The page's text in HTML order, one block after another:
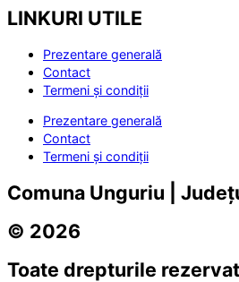
LINKURI UTILE
Prezentare generală
Contact
Termeni și condiții
Prezentare generală
Contact
Termeni și condiții
Comuna Unguriu |
© 2026
Toate drepturile